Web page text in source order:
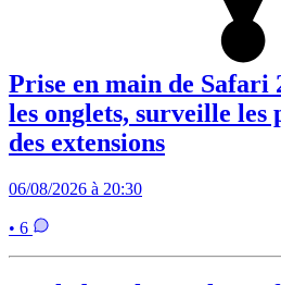
Prise en main de Safari
les onglets, surveille les
des extensions
06/08/2026 à 20:30
• 6